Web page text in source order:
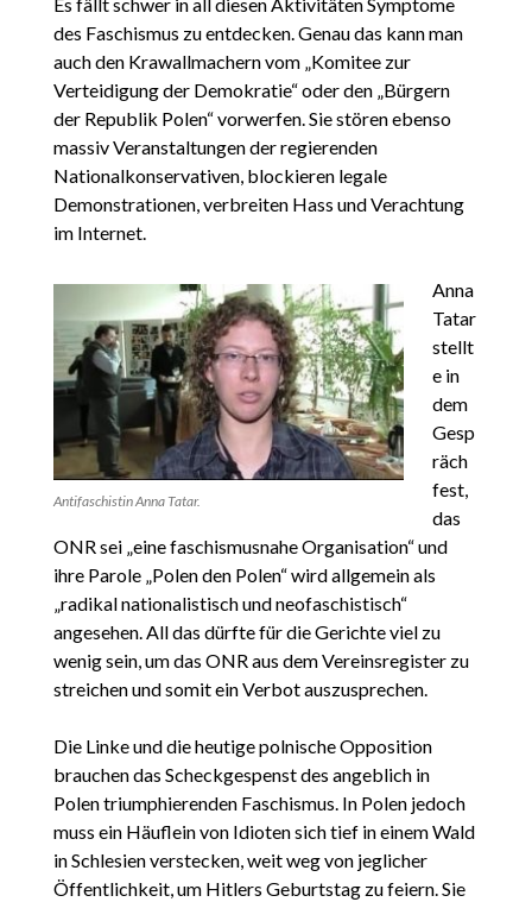
des Faschismus zu entdecken. Genau das kann man
auch den Krawallmachern vom „Komitee zur
Verteidigung der Demokratie“ oder den „Bürgern
der Republik Polen“ vorwerfen. Sie stören ebenso
massiv Veranstaltungen der regierenden
Nationalkonservativen, blockieren legale
Demonstrationen, verbreiten Hass und Verachtung
im Internet.
Antifaschistin Anna Tatar.
Anna
Tatar
stellt
e in
dem
Gesp
räch
fest,
das
ONR sei „eine faschismusnahe Organisation“ und
ihre Parole „Polen den Polen“ wird allgemein als
„radikal nationalistisch und neofaschistisch“
angesehen. All das dürfte für die Gerichte viel zu
wenig sein, um das ONR aus dem Vereinsregister zu
streichen und somit ein Verbot auszusprechen.
Die Linke und die heutige polnische Opposition
brauchen das Scheckgespenst des angeblich in
Polen triumphierenden Faschismus. In Polen jedoch
muss ein Häuflein von Idioten sich tief in einem Wald
in Schlesien verstecken, weit weg von jeglicher
Öffentlichkeit, um Hitlers Geburtstag zu feiern. Sie